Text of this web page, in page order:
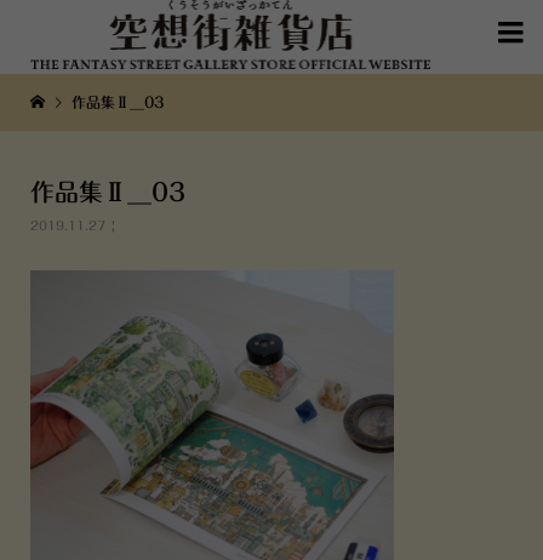

作品集Ⅱ__03
作品集Ⅱ__03
2019.11.27